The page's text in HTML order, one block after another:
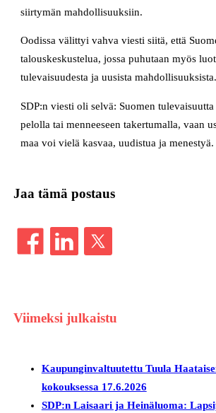
siirtymän mahdollisuuksiin.
Oodissa välittyi vahva viesti siitä, että
talouskeskustelua, jossa puhutaan myös
tulevaisuudesta ja uusista mahdollisuuksista.
SDP:n viesti oli selvä: Suomen tulevaisuutta
pelolla tai menneeseen takertumalla, vaan
maa voi vielä kasvaa, uudistua ja menestyä.
Jaa tämä postaus
Viimeksi julkaistu
Kaupunginvaltuutettu Tuula
kokouksessa 17.6.2026
SDP:n Laisaari ja Heinäluoma: